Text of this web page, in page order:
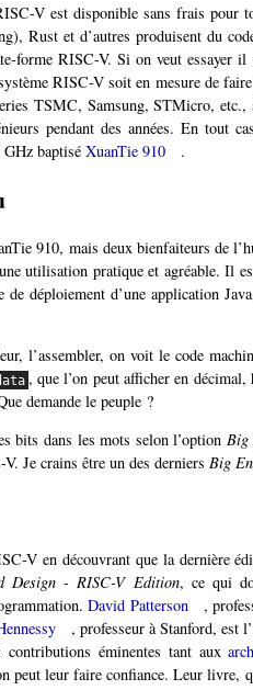
V est disponible sans frais pour
Rust et d’autres produisent du
forme RISC-V. Si on veut essayer
RISC-V soit en mesure de
TSMC, Samsung, STMicro, etc.,
pendant des années. En tout
baptisé XuanTie 910 .
910, mais deux bienfaiteurs de
utilisation pratique et agréable. Il
de déploiement d’une application
l’assembler, on voit le code
, que l’on peut afficher en
demande le peuple ?
bits dans les mots selon l’option Big
Je crains être un des derniers Big
V en découvrant que la dernière
Design - RISC-V Edition, ce qui
David Patterson
,
, professeur à Stanford, est
éminentes tant aux
peut leur faire confiance. Leur livre,